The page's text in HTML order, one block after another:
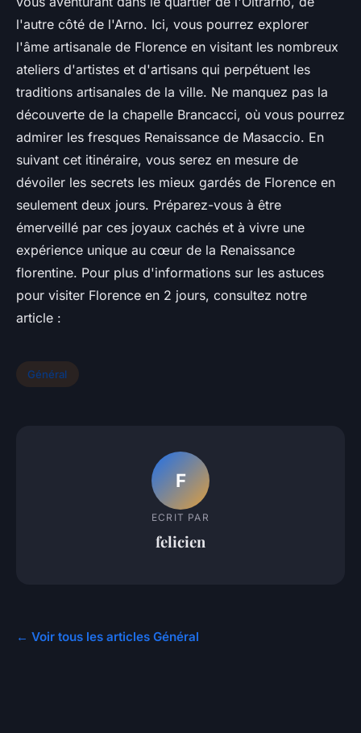
l'autre côté de l'Arno. Ici, vous pourrez explorer
l'âme artisanale de Florence en visitant les nombreux
ateliers d'artistes et d'artisans qui perpétuent les
traditions artisanales de la ville. Ne manquez pas la
découverte de la chapelle Brancacci, où vous pourrez
admirer les fresques Renaissance de Masaccio. En
suivant cet itinéraire, vous serez en mesure de
dévoiler les secrets les mieux gardés de Florence en
seulement deux jours. Préparez-vous à être
émerveillé par ces joyaux cachés et à vivre une
expérience unique au cœur de la Renaissance
florentine. Pour plus d'informations sur les astuces
pour visiter Florence en 2 jours, consultez notre
article :
Général
F
ECRIT PAR
felicien
← Voir tous les articles Général